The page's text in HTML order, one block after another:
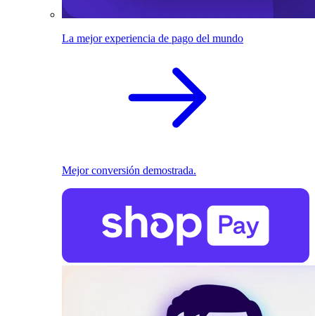
La mejor experiencia de pago del mundo
Mejor conversión demostrada.